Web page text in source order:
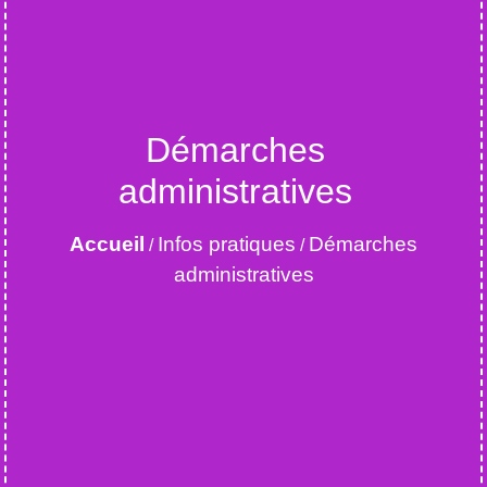
Démarches
administratives
Accueil / Infos pratiques / Démarches
administratives